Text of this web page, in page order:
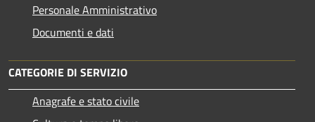
Personale Amministrativo
Documenti e dati
CATEGORIE DI SERVIZIO
Anagrafe e stato civile